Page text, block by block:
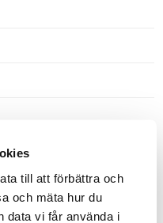
till att förbättra och
och mäta hur du
data vi får använda i